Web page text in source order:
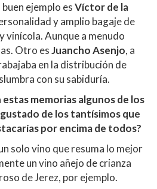
ejemplo esVíctor de la
y amplio bagaje de
vinícola. Aunque a menudo
Otro esJuancho Asenjo, a
en la distribución de
con su sabiduría.
estas memorias algunos de los
de los tantísimos que
por encima de todos?
solo vino que resuma lo mejor
un vino añejo de crianza
de Jerez, por ejemplo.